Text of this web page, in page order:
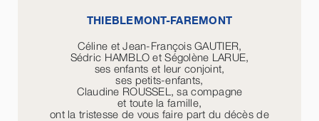
THIEBLEMONT-FAREMONT
Céline et Jean-François GAUTIER,
Sédric HAMBLO et Ségolène LARUE,
ses enfants et leur conjoint,
ses petits-enfants,
Claudine ROUSSEL, sa compagne
et toute la famille,
ont la tristesse de vous faire part du décès de